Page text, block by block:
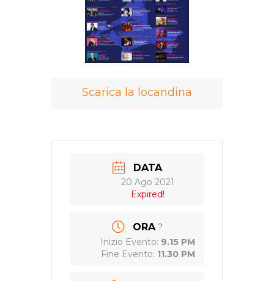
Scarica la locandina
DATA
20 Ago 2021
Expired!
ORA ?
Inizio Evento: 9.15 PM
Fine Evento: 11.30 PM